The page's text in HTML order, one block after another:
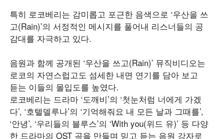
특히 로코베리는 감미롭고 포근한 음색으로 ‘우산을 쓰
고(Rain)’의 서정적인 메시지를 풀어내 리스너들의 공
감대를 자극하고 있다.
음원과 함께 공개된 ‘우산을 쓰고(Rain)’ 뮤직비디오는
로코의 자연스럽고도 섬세한 내면 연기를 담아 보고
듣는 이들의 몰입도를 높였다.
로코베리는 드라마 ‘도깨비’의 ‘첫눈처럼 너에게 가겠
다’, ‘호텔델루나’의 ‘기억해줘요 내 모든 날과 그때를’,
‘안녕’, ‘우리들의 블루스’의 ‘With you(위드 유)’ 등 다양
한 드라마의 OST 곡을 만들며 믿고 듣는 음원 강자로